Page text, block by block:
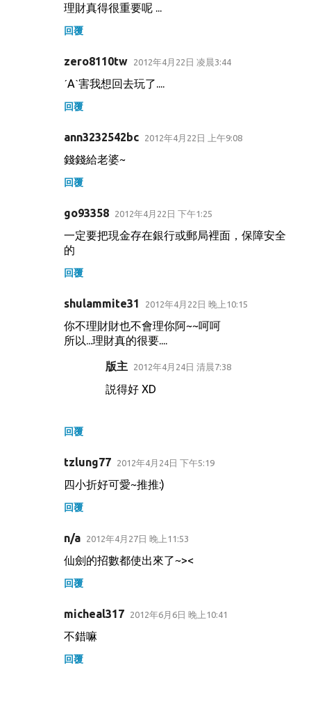
理財真得很重要呢 ...
回覆
zero8110tw 2012年4月22日 凌晨3:44
ˊAˋ害我想回去玩了....
回覆
ann3232542bc 2012年4月22日 上午9:08
錢錢給老婆~
回覆
go93358 2012年4月22日 下午1:25
一定要把現金存在銀行或郵局裡面，保障安全
的
回覆
shulammite31 2012年4月22日 晚上10:15
你不理財財也不會理你阿~~呵呵
所以...理財真的很要....
回覆
版主 2012年4月24日 清晨7:38
説得好 XD
tzlung77 2012年4月24日 下午5:19
四小折好可愛~推推:)
回覆
n/a 2012年4月27日 晚上11:53
仙劍的招數都使出來了~><
回覆
micheal317 2012年6月6日 晚上10:41
不錯嘛
回覆